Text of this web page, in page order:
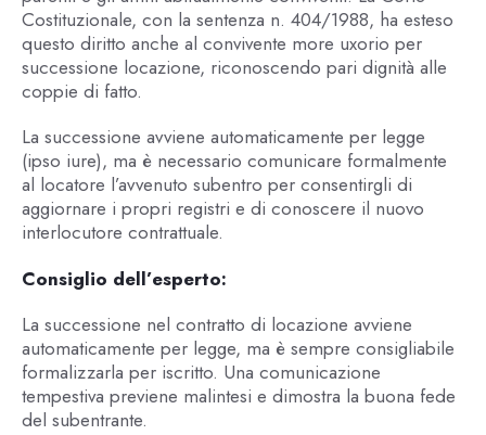
Costituzionale, con la sentenza n. 404/1988, ha esteso
questo diritto anche al convivente more uxorio per
successione locazione, riconoscendo pari dignità alle
coppie di fatto.
La successione avviene automaticamente per legge
(ipso iure), ma è necessario comunicare formalmente
al locatore l’avvenuto subentro per consentirgli di
aggiornare i propri registri e di conoscere il nuovo
interlocutore contrattuale.
Consiglio dell’esperto:
La successione nel contratto di locazione avviene
automaticamente per legge, ma è sempre consigliabile
formalizzarla per iscritto. Una comunicazione
tempestiva previene malintesi e dimostra la buona fede
del subentrante.